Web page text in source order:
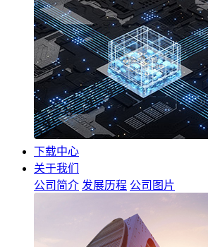
下载中心
关于我们
公司简介 发展历程 公司图片